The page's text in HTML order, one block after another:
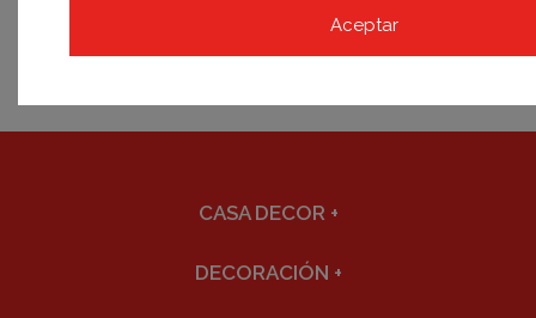
Aceptar
CASA DECOR +
DECORACIÓN +